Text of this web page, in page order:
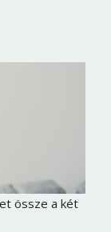
össze a két